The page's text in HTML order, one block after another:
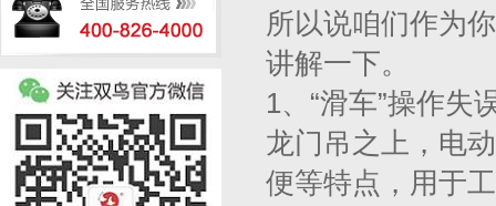
所以说咱们作为
讲解一下。
1、“滑车”操作失
龙门吊之上，电
便等特点，用于